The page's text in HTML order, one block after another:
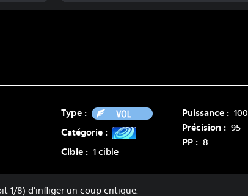
Type : Vol
Catégorie :
Cible : 1 cible
Puissance : 100
Précision : 95
PP : 8
1/8) d'infliger un coup critique.